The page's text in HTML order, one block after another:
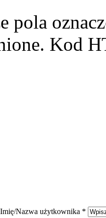
pola
Kod
Imię/Nazwa użytkownika *